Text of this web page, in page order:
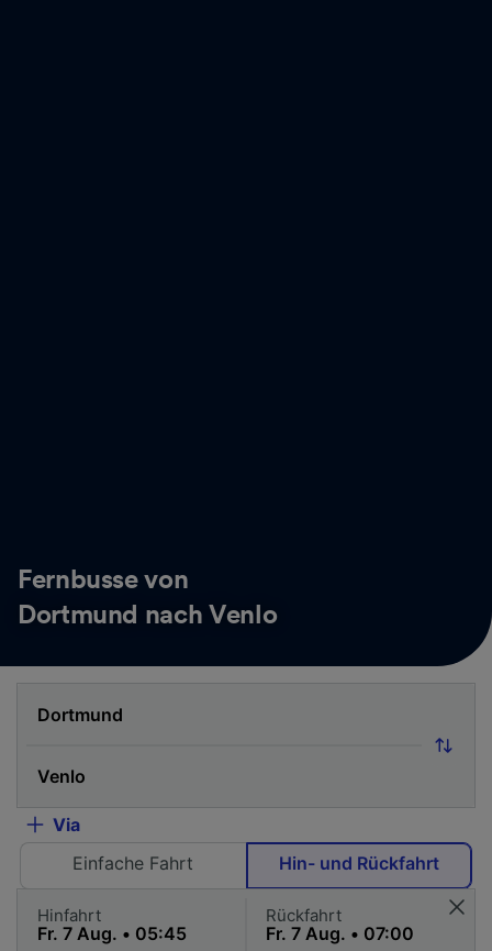
Fernbusse von
Dortmund nach Venlo
Via
Einfache Fahrt
Hin- und Rückfahrt
Hinfahrt Rückfahrt